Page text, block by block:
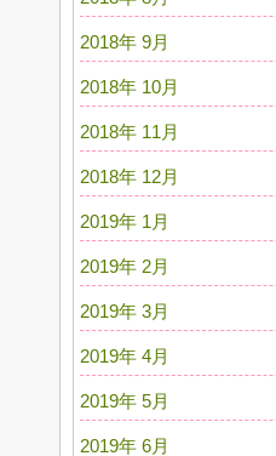
2018年 9月
2018年 10月
2018年 11月
2018年 12月
2019年 1月
2019年 2月
2019年 3月
2019年 4月
2019年 5月
2019年 6月